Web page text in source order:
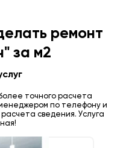
ремонт
за м2
точного расчета
по телефону и
сведения. Услуга